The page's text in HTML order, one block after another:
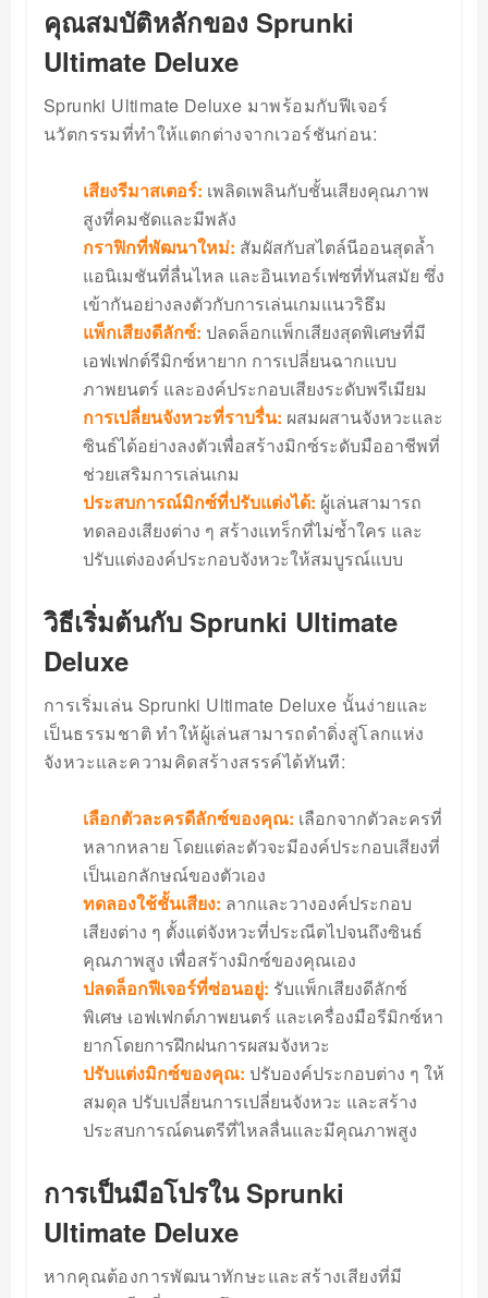
คุณสมบัติหลักของ Sprunki
Ultimate Deluxe
Sprunki Ultimate Deluxe มาพร้อมกับฟีเจอร์
นวัตกรรมที่ทำให้แตกต่างจากเวอร์ชันก่อน:
เสียงรีมาสเตอร์: เพลิดเพลินกับชั้นเสียงคุณภาพ
สูงที่คมชัดและมีพลัง
กราฟิกที่พัฒนาใหม่: สัมผัสกับสไตล์นีออนสุดล้ำ
แอนิเมชันที่ลื่นไหล และอินเทอร์เฟซที่ทันสมัย ซึ่ง
เข้ากันอย่างลงตัวกับการเล่นเกมแนวริธึม
แพ็กเสียงดีลักซ์: ปลดล็อกแพ็กเสียงสุดพิเศษที่มี
เอฟเฟกต์รีมิกซ์หายาก การเปลี่ยนฉากแบบ
ภาพยนตร์ และองค์ประกอบเสียงระดับพรีเมียม
การเปลี่ยนจังหวะที่ราบรื่น: ผสมผสานจังหวะและ
ซินธ์ได้อย่างลงตัวเพื่อสร้างมิกซ์ระดับมืออาชีพที่
ช่วยเสริมการเล่นเกม
ประสบการณ์มิกซ์ที่ปรับแต่งได้: ผู้เล่นสามารถ
ทดลองเสียงต่าง ๆ สร้างแทร็กที่ไม่ซ้ำใคร และ
ปรับแต่งองค์ประกอบจังหวะให้สมบูรณ์แบบ
วิธีเริ่มต้นกับ Sprunki Ultimate
Deluxe
การเริ่มเล่น Sprunki Ultimate Deluxe นั้นง่ายและ
เป็นธรรมชาติ ทำให้ผู้เล่นสามารถดำดิ่งสู่โลกแห่ง
จังหวะและความคิดสร้างสรรค์ได้ทันที:
เลือกตัวละครดีลักซ์ของคุณ: เลือกจากตัวละครที่
หลากหลาย โดยแต่ละตัวจะมีองค์ประกอบเสียงที่
เป็นเอกลักษณ์ของตัวเอง
ทดลองใช้ชั้นเสียง: ลากและวางองค์ประกอบ
เสียงต่าง ๆ ตั้งแต่จังหวะที่ประณีตไปจนถึงซินธ์
คุณภาพสูง เพื่อสร้างมิกซ์ของคุณเอง
ปลดล็อกฟีเจอร์ที่ซ่อนอยู่: รับแพ็กเสียงดีลักซ์
พิเศษ เอฟเฟกต์ภาพยนตร์ และเครื่องมือรีมิกซ์หา
ยากโดยการฝึกฝนการผสมจังหวะ
ปรับแต่งมิกซ์ของคุณ: ปรับองค์ประกอบต่าง ๆ ให้
สมดุล ปรับเปลี่ยนการเปลี่ยนจังหวะ และสร้าง
ประสบการณ์ดนตรีที่ไหลลื่นและมีคุณภาพสูง
การเป็นมือโปรใน Sprunki
Ultimate Deluxe
หากคุณต้องการพัฒนาทักษะและสร้างเสียงที่มี